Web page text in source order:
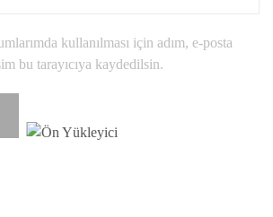
kullanılması için adım, e-posta
bu tarayıcıya kaydedilsin.